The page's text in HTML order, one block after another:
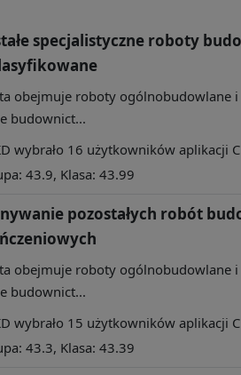
specjalistyczne roboty
obejmuje roboty ogólnobudowlane
budownict...
wybrało 16 użytkowników aplikacji
43.9, Klasa: 43.99
pozostałych robót
obejmuje roboty ogólnobudowlane
budownict...
wybrało 15 użytkowników aplikacji
43.3, Klasa: 43.39